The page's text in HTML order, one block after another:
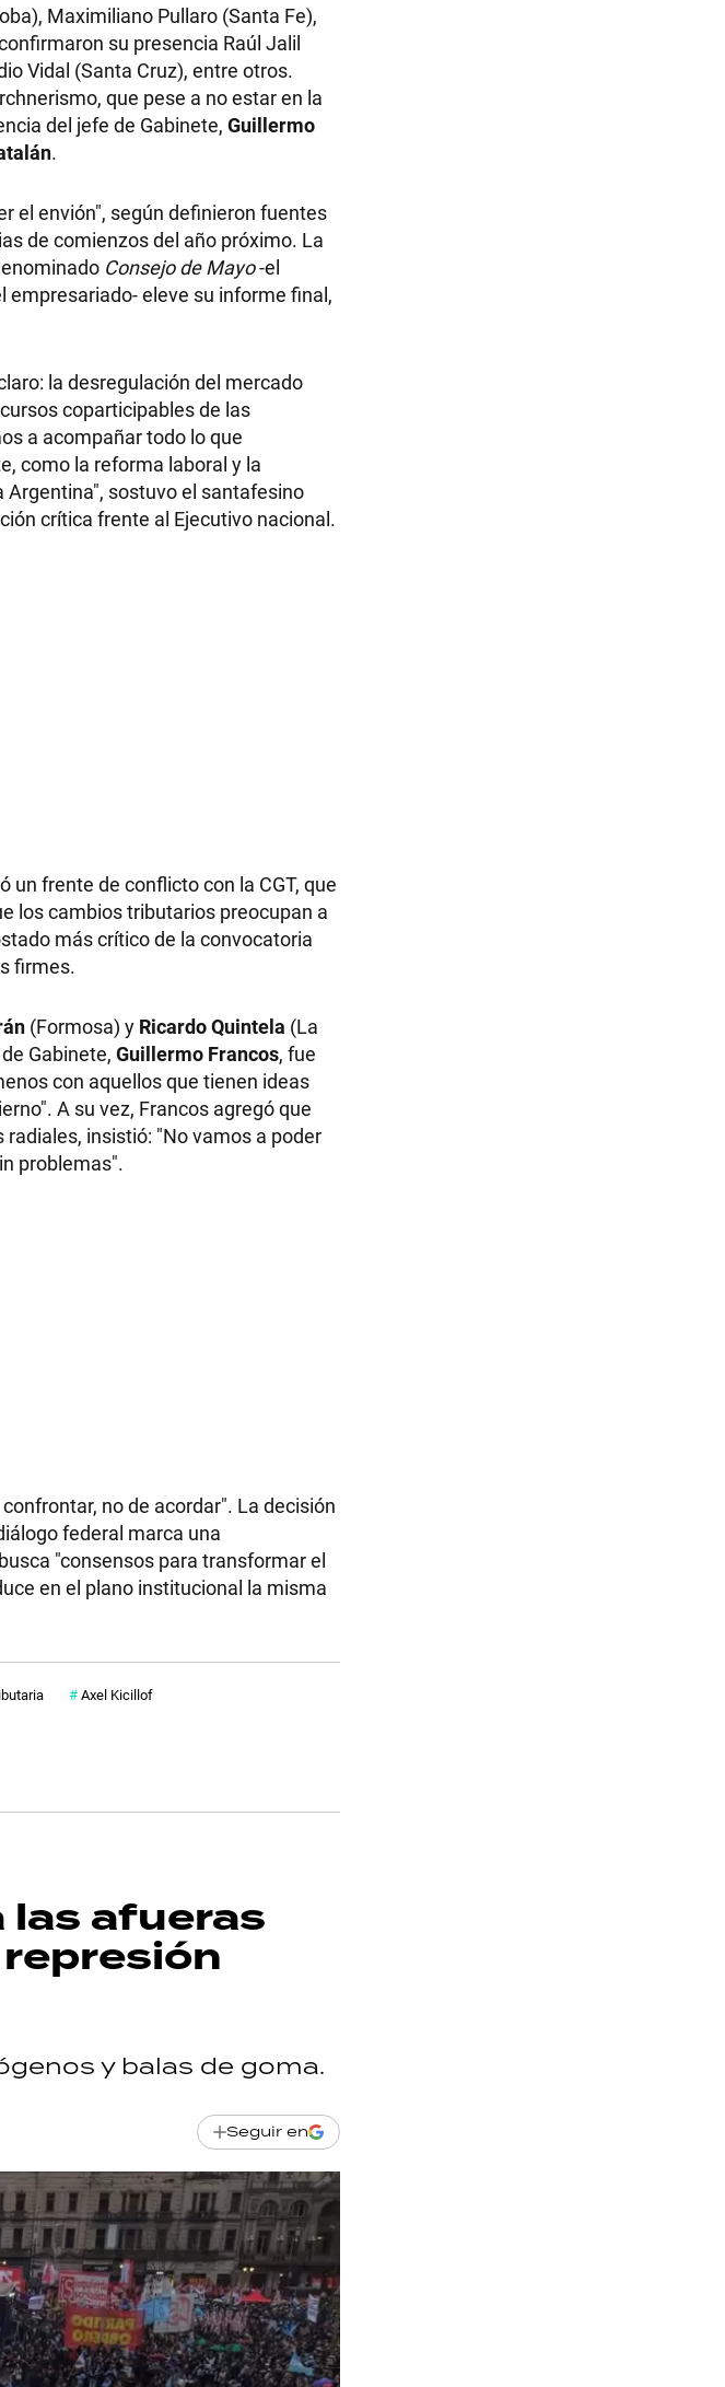
Maximiliano Pullaro (Santa Fe),
su presencia Raúl Jalil
Vidal (Santa Cruz), entre otros.
que pese a no estar en la
del jefe de Gabinete, Guillermo
.
el envión", según definieron fuentes
de comienzos del año próximo. La
Consejo de Mayo-el
eleve su informe final,
la desregulación del mercado
coparticipables de las
a acompañar todo lo que
como la reforma laboral y la
sostuvo el santafesino
crítica frente al Ejecutivo nacional.
frente de conflicto con la CGT, que
los cambios tributarios preocupan a
más crítico de la convocatoria
firmes.
(Formosa) y Ricardo Quintela (La
Gabinete, Guillermo Francos, fue
con aquellos que tienen ideas
A su vez, Francos agregó que
insistió: "No vamos a poder
problemas".
no de acordar". La decisión
federal marca una
"consensos para transformar el
en el plano institucional la misma
Axel Kicillof
las afueras
y balas de goma.
Seguir en